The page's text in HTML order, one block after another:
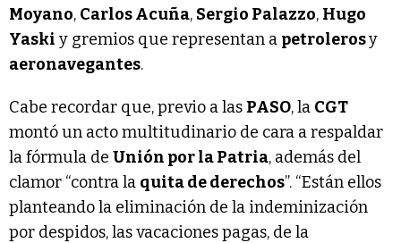
Moyano, Carlos Acuña, Sergio Palazzo, Hugo
Yaski y gremios que representan a petrolerosy
aeronavegantes.
Cabe recordar que, previo a las PASO, la CGT
montó un acto multitudinario de cara a respaldar
la fórmula de Unión por la Patria, además del
clamor “contra la quita de derechos”. “Están ellos
planteando la eliminación de la indeminización
por despidos, las vacaciones pagas, de la